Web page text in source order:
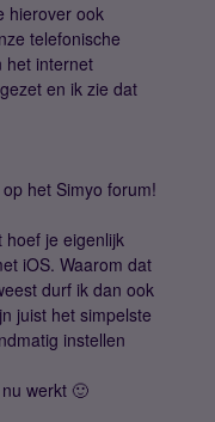
hierover ook
telefonische
het internet
en ik zie dat
het Simyo forum!
hoef je eigenlijk
iOS. Waarom dat
durf ik dan ook
juist het simpelste
instellen
werkt 🙂